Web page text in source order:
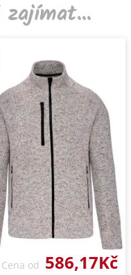
Cena od 586,17Kč